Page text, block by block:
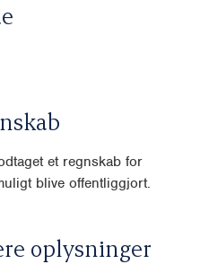
et regnskab for
blive offentliggjort.
oplysninger